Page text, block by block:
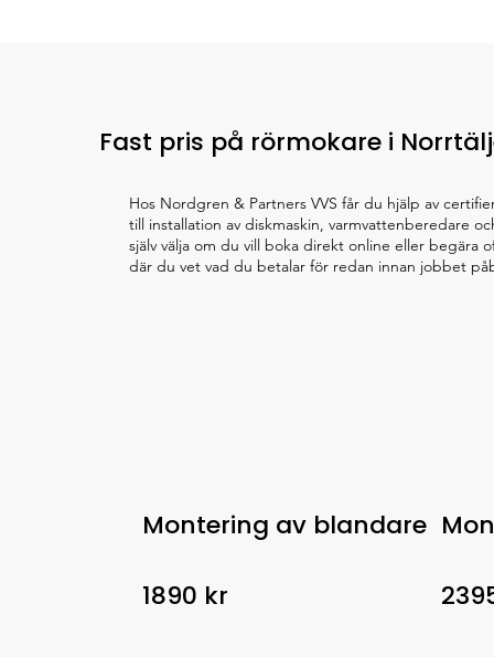
Fast pris på rörmokare i
Hos Nordgren & Partners VVS får du hjälp av
till installation av diskmaskin, varmvattenberedare
själv välja om du vill boka direkt online eller begära
där du vet vad du betalar för redan innan jobbet
Montering av blandare
1890 kr